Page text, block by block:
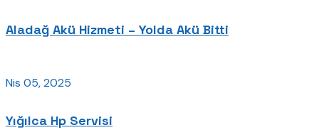
Aladağ Akü Hizmeti – Yolda Akü Bitti
Nis 05, 2025
Yığılca Hp Servisi